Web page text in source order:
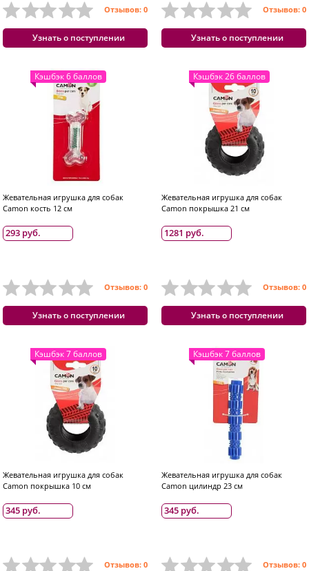
Отзывов: 0
Узнать о поступлении
Отзывов: 0
Узнать о поступлении
Кэшбэк 6 баллов
Жевательная игрушка для собак
Camon кость 12 см
293 руб.
Отзывов: 0
Узнать о поступлении
Кэшбэк 26 баллов
Жевательная игрушка для собак
Camon покрышка 21 см
1281 руб.
Отзывов: 0
Узнать о поступлении
Кэшбэк 7 баллов
Жевательная игрушка для собак
Camon покрышка 10 см
345 руб.
Отзывов: 0
Кэшбэк 7 баллов
Жевательная игрушка для собак
Camon цилиндр 23 см
345 руб.
Отзывов: 0